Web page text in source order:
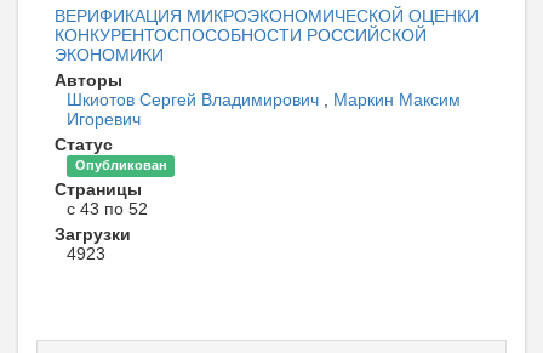
ВЕРИФИКАЦИЯ МИКРОЭКОНОМИЧЕСКОЙ ОЦЕНКИ
КОНКУРЕНТОСПОСОБНОСТИ РОССИЙСКОЙ
ЭКОНОМИКИ
Авторы
Шкиотов Сергей Владимирович , Маркин Максим
Игоревич
Статус
Опубликован
Страницы
с 43 по 52
Загрузки
4923